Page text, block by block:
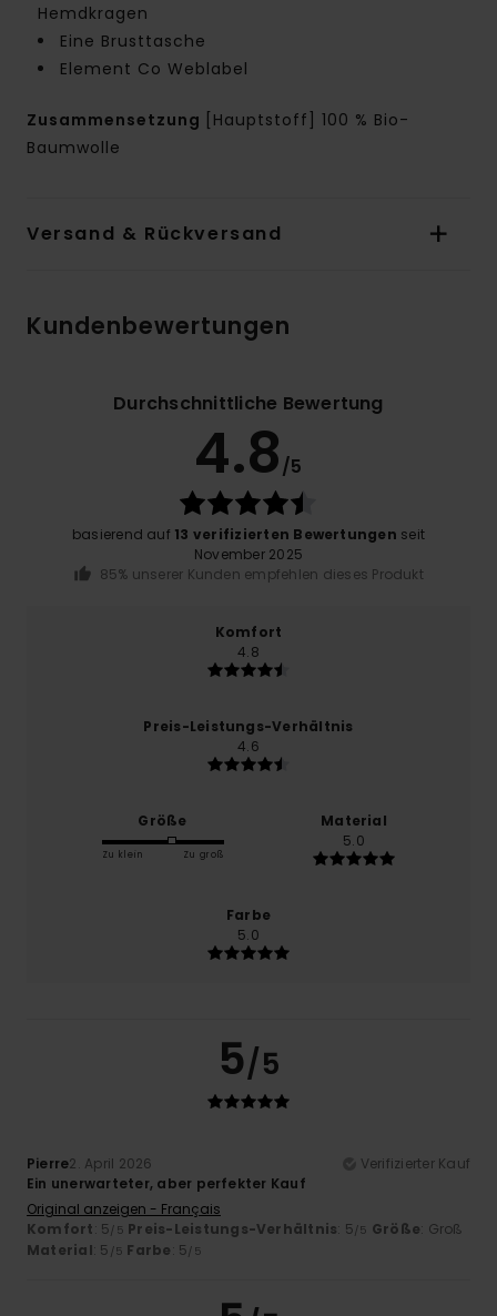
Hemdkragen
Eine Brusttasche
Element Co Weblabel
Zusammensetzung [Hauptstoff] 100 % Bio-
Baumwolle
Versand & Rückversand
Kundenbewertungen
Durchschnittliche Bewertung
4.8/5
basierend auf 13 verifizierten Bewertungen seit
November 2025
85% unserer Kunden empfehlen dieses Produkt
Komfort
4.8
Preis-Leistungs-Verhältnis
4.6
Größe
Zu klein Zu groß
Material
5.0
Farbe
5.0
5/5
Pierre2. April 2026
Verifizierter Kauf
Ein unerwarteter, aber perfekter Kauf
Original anzeigen - Français
Komfort: 5 /5 Preis-Leistungs-Verhältnis: 5 /5 Größe: Groß
Material: 5 /5 Farbe: 5 /5